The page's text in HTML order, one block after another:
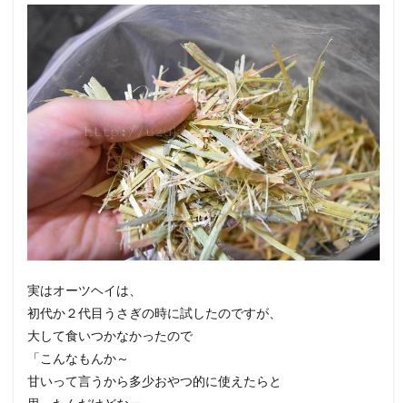
実はオーツヘイは、
初代か２代目うさぎの時に試したのですが、
大して食いつかなかったので
「こんなもんか～
甘いって言うから多少おやつ的に使えたらと